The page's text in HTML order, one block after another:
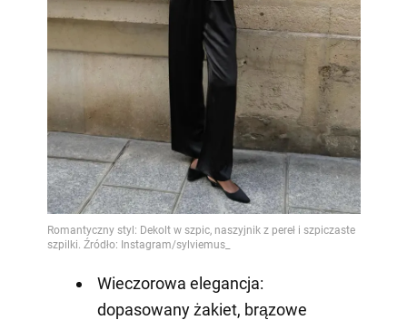
Wieczorowa elegancja:
dopasowany żakiet, brązowe